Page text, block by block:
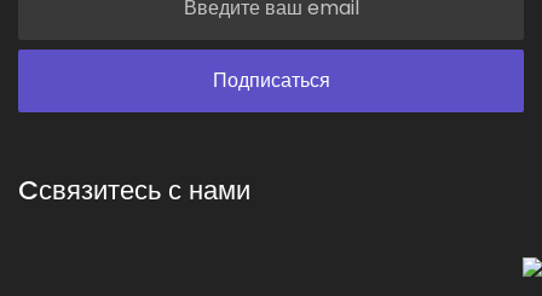
Cсвязитесь с нами